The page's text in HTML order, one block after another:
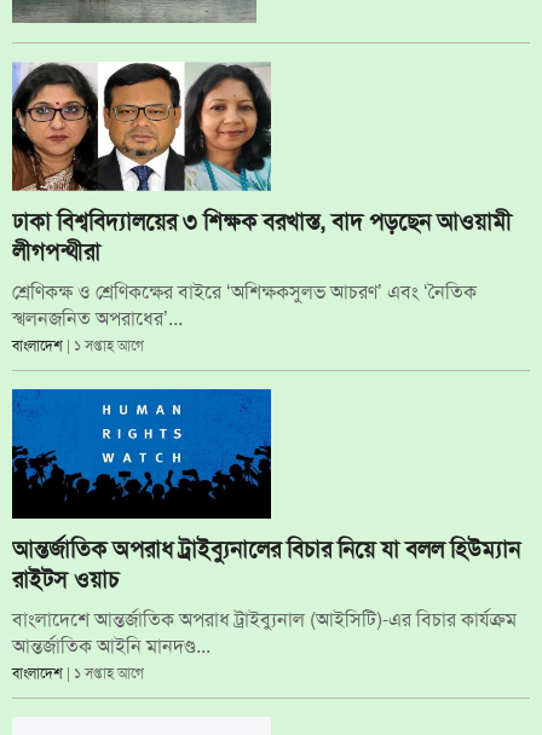
ঢাকা বিশ্ববিদ্যালয়ের ৩ শিক্ষক বরখাস্ত, বাদ পড়ছেন আওয়ামী
লীগপন্থীরা
শ্রেণিকক্ষ ও শ্রেণিকক্ষের বাইরে ‘অশিক্ষকসুলভ আচরণ’ এবং ‘নৈতিক
স্খলনজনিত অপরাধের’...
বাংলাদেশ | ১ সপ্তাহ আগে
আন্তর্জাতিক অপরাধ ট্রাইব্যুনালের বিচার নিয়ে যা বলল হিউম্যান
রাইটস ওয়াচ
বাংলাদেশে আন্তর্জাতিক অপরাধ ট্রাইব্যুনাল (আইসিটি)-এর বিচার কার্যক্রম
আন্তর্জাতিক আইনি মানদণ্ড...
বাংলাদেশ | ১ সপ্তাহ আগে